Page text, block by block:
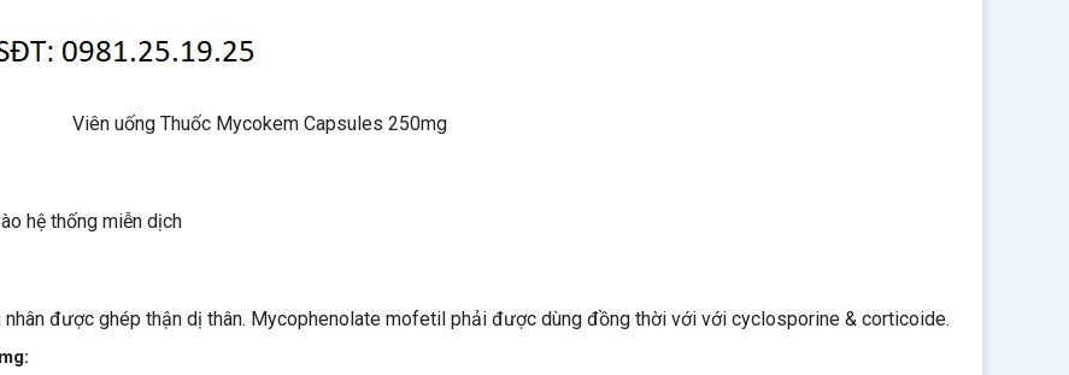
Viên uống Thuốc Mycokem Capsules 250mg
hệ thống miễn dịch
được ghép thận dị thân. Mycophenolate mofetil phải được dùng đồng thời với với cyclosporine & corticoide.